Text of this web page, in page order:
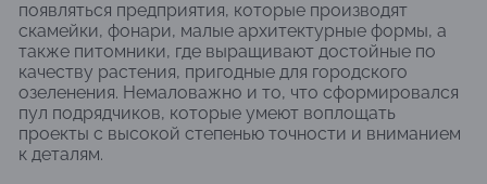
появляться предприятия, которые производят
скамейки, фонари, малые архитектурные формы, а
также питомники, где выращивают достойные по
качеству растения, пригодные для городского
озеленения. Немаловажно и то, что сформировался
пул подрядчиков, которые умеют воплощать
проекты с высокой степенью точности и вниманием
к деталям.